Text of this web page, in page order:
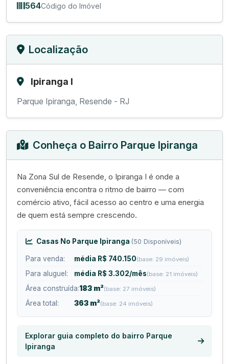
564Código do Imóvel
Localização
Ipiranga I
Parque Ipiranga, Resende - RJ
Conheça o Bairro Parque Ipiranga
Na Zona Sul de Resende, o Ipiranga I é onde a
conveniência encontra o ritmo de bairro — com
comércio ativo, fácil acesso ao centro e uma energia
de quem está sempre crescendo.
Casas No Parque Ipiranga (50 Disponíveis)
Para venda: média R$ 740.150(base: 29 imóveis)
Para aluguel: média R$ 3.302/mês(base: 21 imóveis)
Área construída:183 m²(base: 27 imóveis)
Área total: 363 m²(base: 24 imóveis)
Explorar guia completo do bairro Parque
Ipiranga